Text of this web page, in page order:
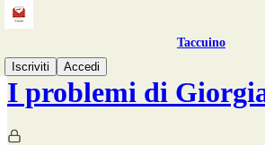
Taccuino
Iscriviti
Accedi
I problemi di